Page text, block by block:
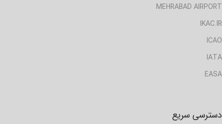
MEHRABAD AIRPORT
IKAC.IR
ICAO
IATA
EASA
دسترسی سریع